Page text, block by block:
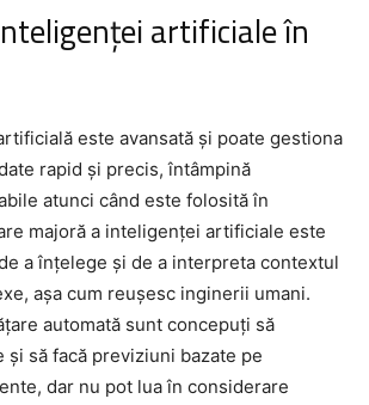
artificiale în
este avansată și poate gestiona
rapid și precis, întâmpină
atunci când este folosită în
majoră a inteligenței artificiale este
a înțelege și de a interpreta contextul
așa cum reușesc inginerii umani.
automată sunt concepuți să
să facă previziuni bazate pe
dar nu pot lua în considerare